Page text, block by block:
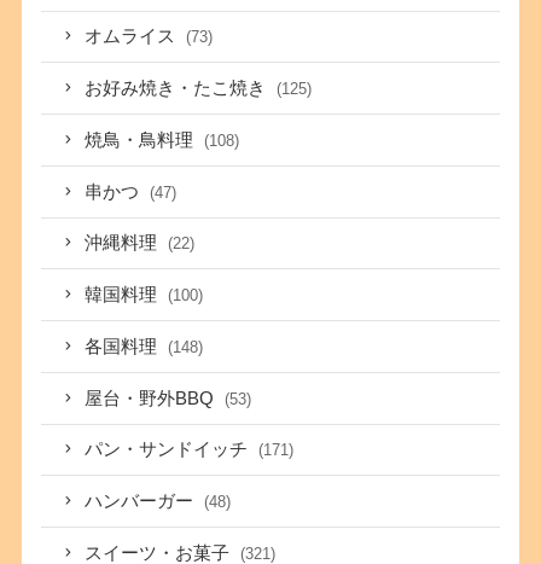
オムライス (73)
お好み焼き・たこ焼き (125)
焼鳥・鳥料理 (108)
串かつ (47)
沖縄料理 (22)
韓国料理 (100)
各国料理 (148)
屋台・野外BBQ (53)
パン・サンドイッチ (171)
ハンバーガー (48)
スイーツ・お菓子 (321)